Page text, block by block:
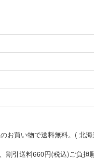
買い物で送料無料。( 北海
引送料660円(税込)ご負担